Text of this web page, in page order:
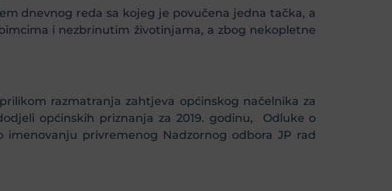
dnevnog reda sa kojeg je povučena jedna tačka, a
i nezbrinutim životinjama, a zbog nekopletne
razmatranja zahtjeva općinskog načelnika za
općinskih priznanja za 2019. godinu, Odluke o
privremenog Nadzornog odbora JP rad